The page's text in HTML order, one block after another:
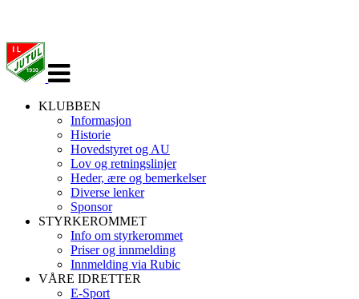
navigasjon
KLUBBEN
Informasjon
Historie
Hovedstyret og AU
Lov og retningslinjer
Heder, ære og bemerkelser
Diverse lenker
Sponsor
STYRKEROMMET
Info om styrkerommet
Priser og innmelding
Innmelding via Rubic
VÅRE IDRETTER
E-Sport